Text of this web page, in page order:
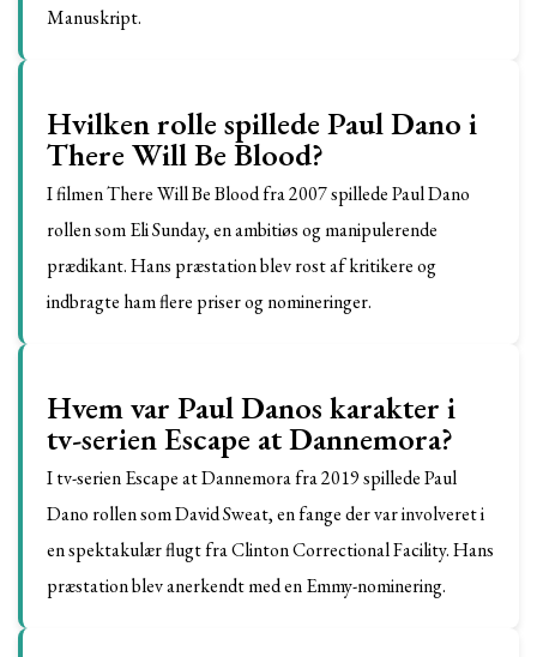
Manuskript.
Hvilken rolle spillede Paul Dano i
There Will Be Blood?
I filmen There Will Be Blood fra 2007 spillede Paul Dano
rollen som Eli Sunday, en ambitiøs og manipulerende
prædikant. Hans præstation blev rost af kritikere og
indbragte ham flere priser og nomineringer.
Hvem var Paul Danos karakter i
tv-serien Escape at Dannemora?
I tv-serien Escape at Dannemora fra 2019 spillede Paul
Dano rollen som David Sweat, en fange der var involveret i
en spektakulær flugt fra Clinton Correctional Facility. Hans
præstation blev anerkendt med en Emmy-nominering.